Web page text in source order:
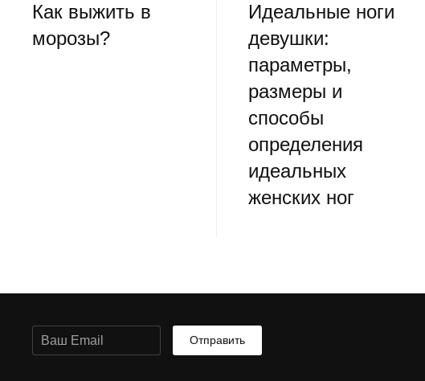
Как выжить в
морозы?
Идеальные ноги
девушки:
параметры,
размеры и
способы
определения
идеальных
женских ног
Отправить